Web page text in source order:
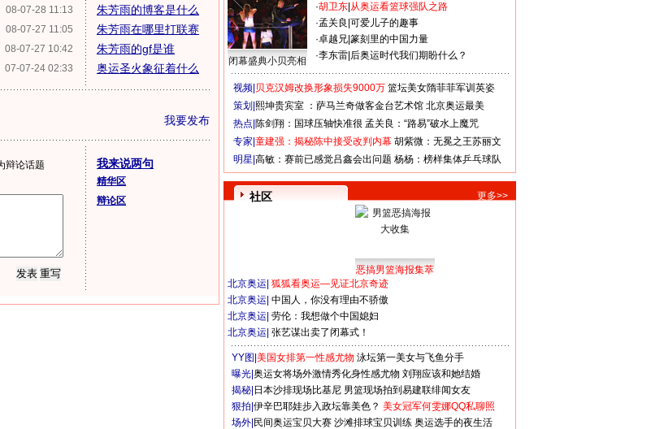
08-07-28 11:13
08-07-27 11:05
08-07-27 10:42
07-07-24 02:33
朱芳雨的博客是什么
朱芳雨在哪里打联赛
朱芳雨的gf是谁
奥运圣火象征着什么
我要发布
辩论话题
我来说两句
精华区
辩论区
闭幕盛典小贝亮相
·胡卫东 从奥运看篮球强队之路
·孟关良 可爱儿子的趣事
·卓越兄 篆刻里的中国力量
·李东雷 后奥运时代我们期盼什么？
视频| 贝克汉姆改换形象损失9000万 篮坛美女隋菲菲军训英姿
策划| 熙坤贵宾室 ：萨马兰奇做客金台艺术馆 北京奥运最美
热点| 陈剑翔：国球压轴快准很 孟关良：“路易”破水上魔咒
专家| 童建强：揭秘陈中接受改判内幕 胡紫微：无冕之王苏丽文
明星| 高敏：赛前已感觉吕鑫会出问题 杨杨：榜样集体乒乓球队
社区 更多>>
恶搞男篮海报集萃
北京奥运 狐狐看奥运—见证北京奇迹
北京奥运 中国人，你没有理由不骄傲
北京奥运 劳伦：我想做个中国媳妇
北京奥运 张艺谋出卖了闭幕式！
YY图| 美国女排第一性感尤物 泳坛第一美女与飞鱼分手
曝光| 奥运女将场外激情秀化身性感尤物 刘翔应该和她结婚
揭秘| 日本沙排现场比基尼 男篮现场拍到易建联绯闻女友
狠拍| 伊辛巴耶娃步入政坛靠美色？ 美女冠军何雯娜QQ私聊照
场外| 民间奥运宝贝大赛 沙滩排球宝贝训练 奥运选手的夜生活